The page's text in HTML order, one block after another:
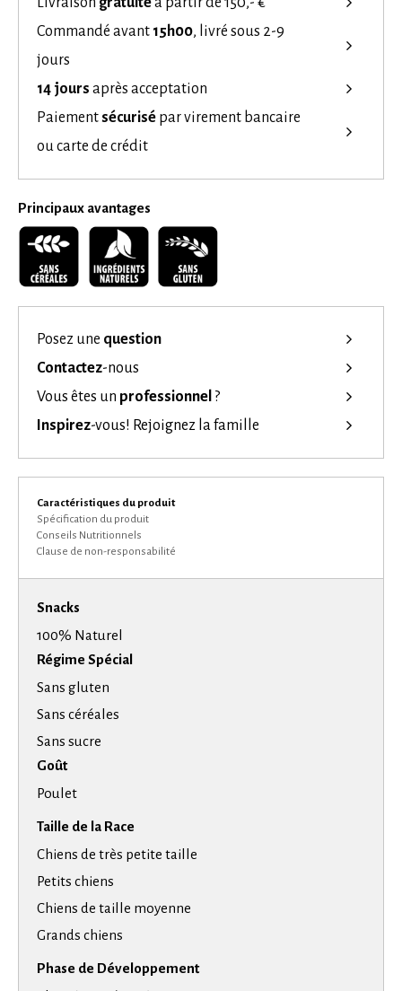
Commandé avant 15h00, livré sous 2-9
jours
14 jours après acceptation
Paiementsécurisé par virement bancaire
ou carte de crédit
Principaux avantages
Posez une question
Contactez-nous
Vous êtes un professionnel ?
Inspirez-vous! Rejoignez la famille
Caractéristiques du produit
Spécification du produit
Conseils Nutritionnels
Clause de non-responsabilité
Snacks
100% Naturel
Régime Spécial
Sans gluten
Sans céréales
Sans sucre
Goût
Poulet
Taille de la Race
Chiens de très petite taille
Petits chiens
Chiens de taille moyenne
Grands chiens
Phase de Développement